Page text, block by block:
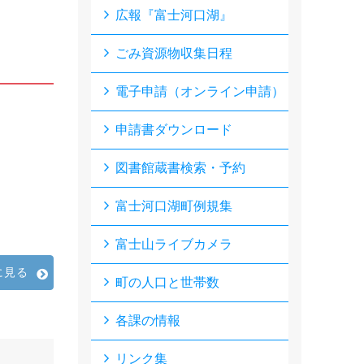
見る
広報『富士河口湖』
ごみ資源物収集日程
電子申請（オンライン申請）
申請書ダウンロード
図書館蔵書検索・予約
富士河口湖町例規集
富士山ライブカメラ
町の人口と世帯数
各課の情報
リンク集